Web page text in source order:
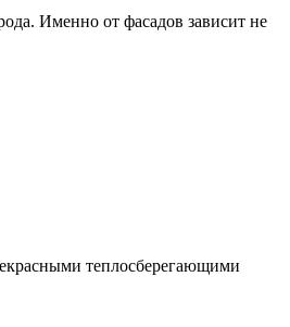
Именно от фасадов зависит не
теплосберегающими